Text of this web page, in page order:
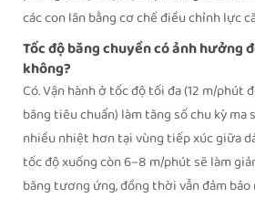
các con lăn bằng cơ chế điều chỉnh lực
Tốc độ băng chuyền có ảnh hưởng
không?
Có. Vận hành ở tốc độ tối đa (12 m/phút
băng tiêu chuẩn) làm tăng số chu kỳ ma
nhiều nhiệt hơn tại vùng tiếp xúc giữa
tốc độ xuống còn 6–8 m/phút sẽ làm
băng tương ứng, đồng thời vẫn đảm